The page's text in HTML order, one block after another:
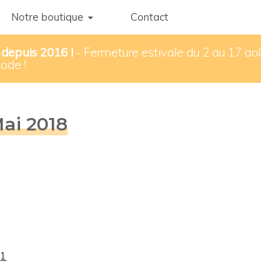
Notre boutique Contact
2016 ! - Fermeture estivale du 2 au 17
!
2018
1